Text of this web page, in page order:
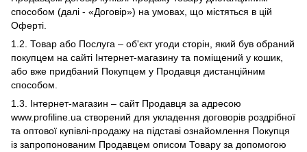
способом (далі - «Договір») на умовах, що містяться в цій
Оферті.
1.2. Товар або Послуга – об'єкт угоди сторін, який був обраний
покупцем на сайті Інтернет-магазину та поміщений у кошик,
або вже придбаний Покупцем у Продавця дистанційним
способом.
1.3. Інтернет-магазин – сайт Продавця за адресою
www.profiline.ua створений для укладення договорів роздрібної
та оптової купівлі-продажу на підставі ознайомлення Покупця
із запропонованим Продавцем описом Товару за допомогою